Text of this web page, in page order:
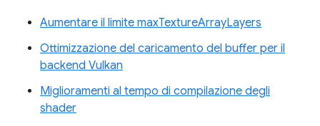
Aumentare il limite maxTextureArrayLayers
Ottimizzazione del caricamento del buffer per il
backend Vulkan
Miglioramenti al tempo di compilazione degli
shader